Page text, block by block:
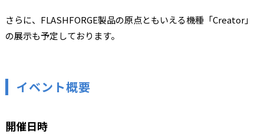
さらに、FLASHFORGE製品の原点ともいえる機種「Creator」
の展示も予定しております。
イベント概要
開催日時